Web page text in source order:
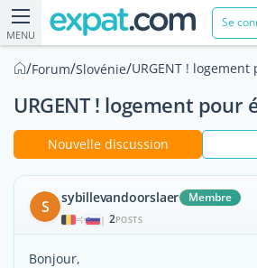
MENU
Se
/Forum/Slovénie/URGENT !
URGENT ! logement pour
Nouvelle discussion
S sybillevandoorslaer Membre
| 2POSTS
Bonjour,